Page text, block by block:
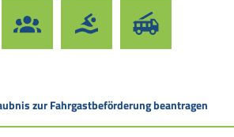
zur Fahrgastbeförderung beantragen